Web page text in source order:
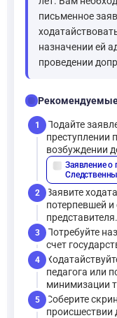
письменное
назначении ей
проведении
checklistРекомендуемые
1
Подайте
преступлении
возбуждении
Заявление о
2
Заявите
потерпевшей
представителя.
3
Потребуйте
счет
4
педагога или
минимизации
5
Соберите
происшествии